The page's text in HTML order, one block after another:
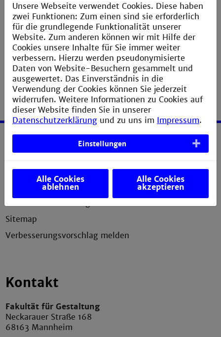
Welche Rolle, welche Möglichkeiten und welche
Verpflichtungen Design in dieser Welt hat, ist
Gegenstand dieses Instituts.
Institut für interaktive Medien [IAM]
Impressum
Erklärung zur Barrierefreiheit
Sitemap
Verbesserungsvorschlag melden
Kontakt
Fakultät für Gestaltung
Neckarauer Straße 168
68163 Mannheim
Unsere Webseite verwendet Cookies. Diese haben
zwei Funktionen: Zum einen sind sie erforderlich
für die grundlegende Funktionalität unserer
Website. Zum anderen können wir mit Hilfe der
Cookies unsere Inhalte für Sie immer weiter
verbessern. Hierzu werden pseudonymisierte
Daten von Website-Besuchern gesammelt und
ausgewertet. Das Einverständnis in die
Verwendung der Cookies können Sie jederzeit
widerrufen. Weitere Informationen zu Cookies auf
dieser Website finden Sie in unserer
Datenschutzerklärung und zu uns im Impressum.
Einstellungen
Alle Cookies
ablehnen
Alle Cookies
akzeptieren